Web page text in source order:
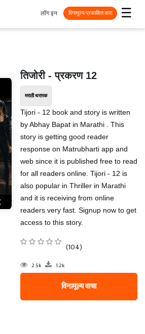
☰
लॉग इन विनामूल्य प्रकाशित करा
तिजोरी - प्रकरण 12
मराठी थरारक
Tijori - 12 book and story is written
by Abhay Bapat in Marathi . This
story is getting good reader
response on Matrubharti app and
web since it is published free to read
for all readers online. Tijori - 12 is
also popular in Thriller in Marathi
and it is receiving from online
readers very fast. Signup now to get
access to this story.
(104)
2.5k 1.2k
विनामूल्य वाचा